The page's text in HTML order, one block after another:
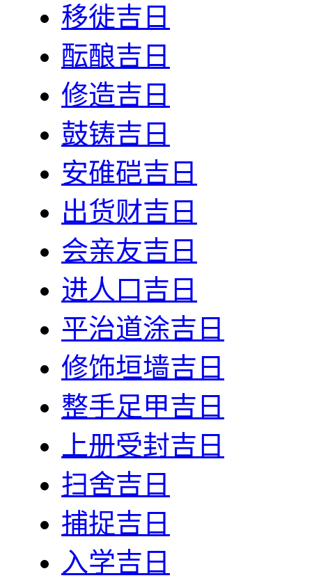
移徙吉日
酝酿吉日
修造吉日
鼓铸吉日
安碓硙吉日
出货财吉日
会亲友吉日
进人口吉日
平治道涂吉日
修饰垣墙吉日
整手足甲吉日
上册受封吉日
扫舍吉日
捕捉吉日
入学吉日